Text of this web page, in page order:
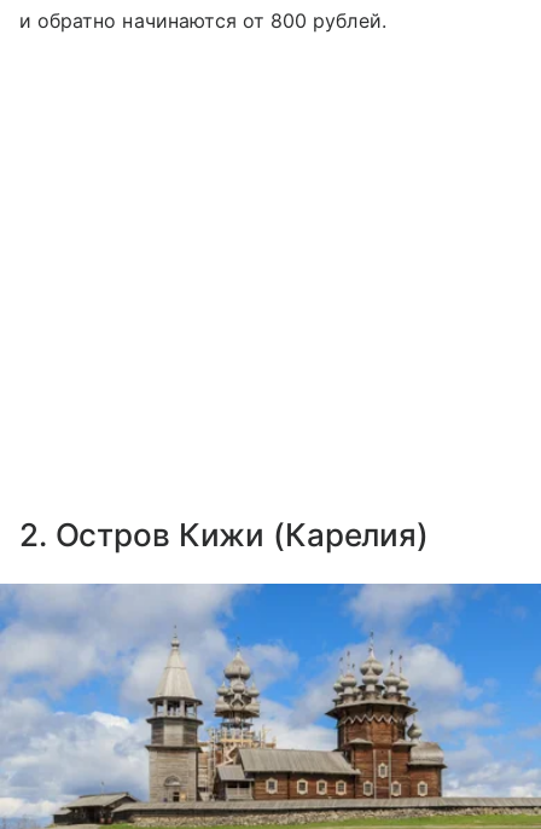
и обратно начинаются от 800 рублей.
2. Остров Кижи (Карелия)